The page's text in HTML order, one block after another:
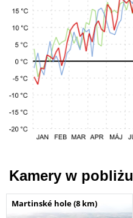
Kamery w pobliżu
Martinské hole (8 km)